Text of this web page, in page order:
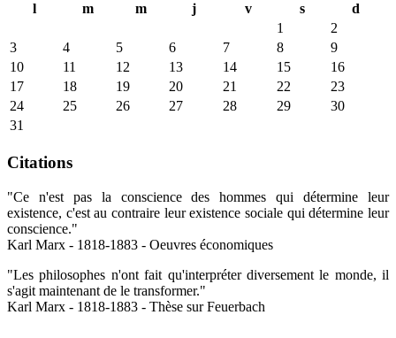
l
m m j v s
d
1
2
3
4 5 6 7 8
9
10
11 12 13 14 15
16
17
18 19 20 21 22
23
24
25 26 27 28 29
30
31
Citations
"Ce n'est pas la conscience des hommes qui détermine leur
existence, c'est au contraire leur existence sociale qui détermine leur
conscience."
Karl Marx - 1818-1883 - Oeuvres économiques
"Les philosophes n'ont fait qu'interpréter diversement le monde, il
s'agit maintenant de le transformer."
Karl Marx - 1818-1883 - Thèse sur Feuerbach